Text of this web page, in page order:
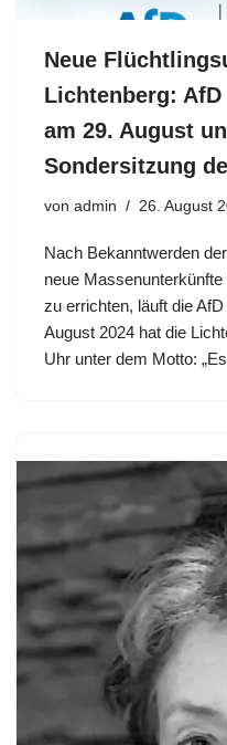
Neue
Lichtenberg:
am 29. August
Sondersitzung
von admin 26. August
Nach Bekanntwerden
neue
zu errichten, läuft die
August 2024 hat die
Uhr unter dem Motto: